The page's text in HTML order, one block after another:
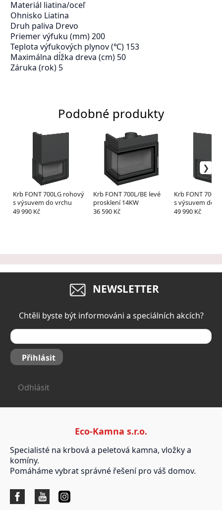
Materiál liatina/oceľ
Ohnisko Liatina
Druh paliva Drevo
Priemer výfuku (mm) 200
Teplota výfukových plynov (℃) 153
Maximálna dĺžka dreva (cm) 50
Záruka (rok) 5
Podobné produkty
Krb FONT 700LG rohový
s výsuvem do vrchu
49 990 Kč
Krb FONT 700L/BE levé
prosklení 14KW
36 590 Kč
Krb FONT
s výsuvem do
49 990 Kč
NEWSLETTER
Chtěli byste být informováni a speciálních akcích?
Přihlásit
Odhlásit
Eco-Kamna s.r.o.
Specialisté na krbová a peletová kamna, vložky a
komíny.
Pomáháme vybrat správné řešení pro váš domov.